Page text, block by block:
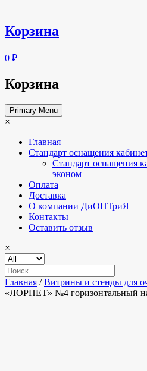
Корзина
0 ₽
Корзина
Primary Menu
×
Главная
Стандарт оснащения
Стандарт оснащения
эконом
Оплата
Доставка
О компании ДиОПТриЯ
Контакты
Оставить отзыв
×
Главная /Витрины и стенды для
«ЛОРНЕТ» №4 горизонтальный